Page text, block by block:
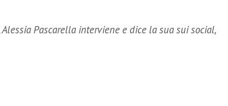
Pascarella interviene e dice la sua sui social,